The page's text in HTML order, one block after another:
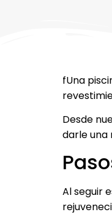
fUna
Desde
darle una
Al seguir